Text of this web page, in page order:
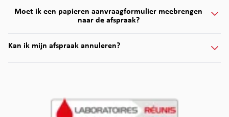
Moet ik een papieren aanvraagformulier meebrengen
naar de afspraak?
Kan ik mijn afspraak annuleren?